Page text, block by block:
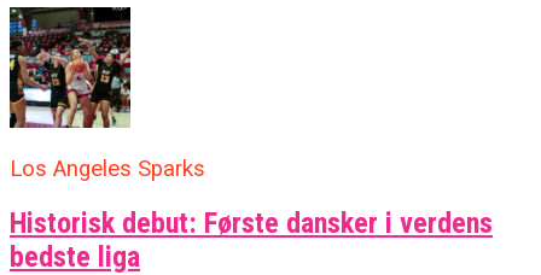
Los Angeles Sparks
Historisk debut: Første dansker i verdens
bedste liga